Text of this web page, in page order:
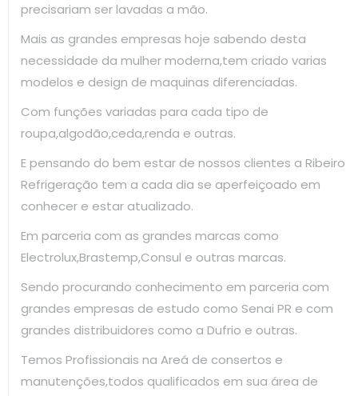
precisariam ser lavadas a mão.
Mais as grandes empresas hoje sabendo desta
necessidade da mulher moderna,tem criado varias
modelos e design de maquinas diferenciadas.
Com funções variadas para cada tipo de
roupa,algodão,ceda,renda e outras.
E pensando do bem estar de nossos clientes a Ribeiro
Refrigeração tem a cada dia se aperfeiçoado em
conhecer e estar atualizado.
Em parceria com as grandes marcas como
Electrolux,Brastemp,Consul e outras marcas.
Sendo procurando conhecimento em parceria com
grandes empresas de estudo como Senai PR e com
grandes distribuidores como a Dufrio e outras.
Temos Profissionais na Areá de consertos e
manutenções,todos qualificados em sua área de